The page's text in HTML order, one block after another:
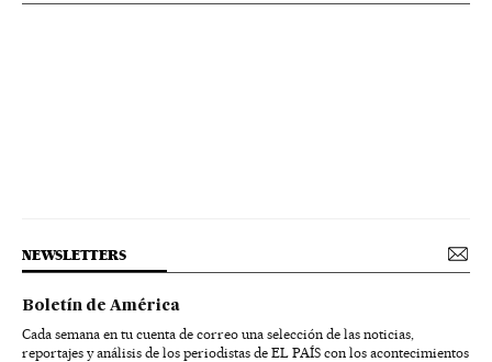
NEWSLETTERS
Boletín de América
Cada semana en tu cuenta de correo una selección de las noticias,
reportajes y análisis de los periodistas de EL PAÍS con los acontecimientos